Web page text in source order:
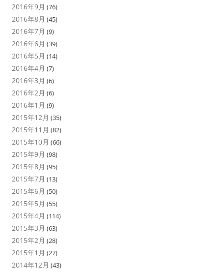
2016年9月 (76)
2016年8月 (45)
2016年7月 (9)
2016年6月 (39)
2016年5月 (14)
2016年4月 (7)
2016年3月 (6)
2016年2月 (6)
2016年1月 (9)
2015年12月 (35)
2015年11月 (82)
2015年10月 (66)
2015年9月 (98)
2015年8月 (95)
2015年7月 (13)
2015年6月 (50)
2015年5月 (55)
2015年4月 (114)
2015年3月 (63)
2015年2月 (28)
2015年1月 (27)
2014年12月 (43)